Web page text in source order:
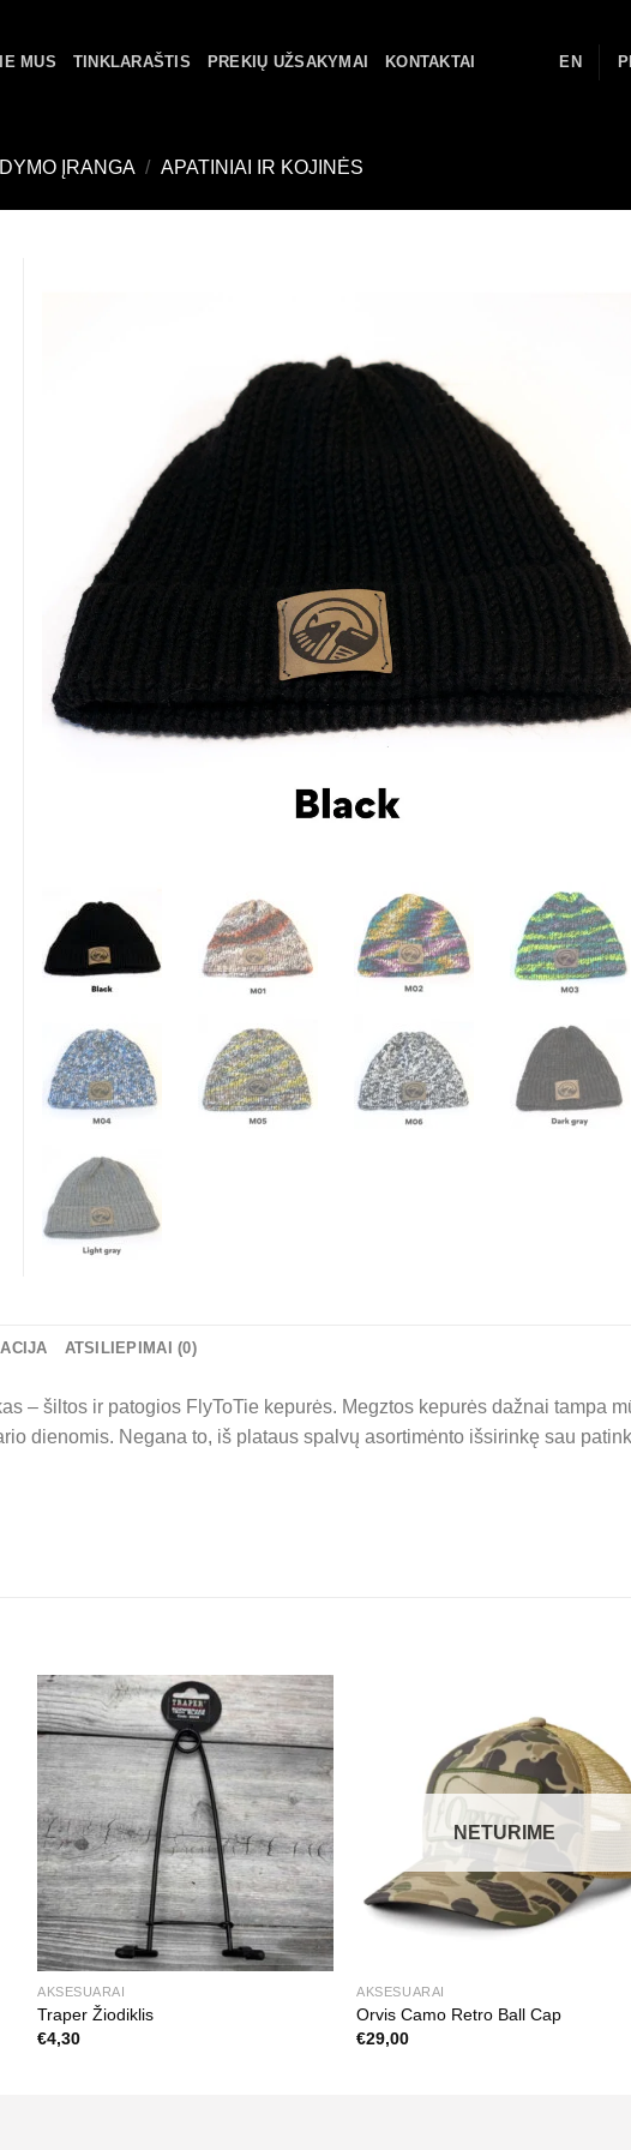
MUS TINKLARAŠTIS PREKIŲ UŽSAKYMAI KONTAKTAI EN
ĮRANGA / APATINIAI IR KOJINĖS
ATSILIEPIMAI (0)
– šiltos ir patogios FlyToTie kepurės. Megztos kepurės dažnai tampa
dienomis. Negana to, iš plataus spalvų asortimėnto išsirinkę sau
AKSESUARAI
Traper Žiodiklis
€4,30
NETURIME
AKSESUARAI
Orvis Camo Retro Ball Cap
€29,00